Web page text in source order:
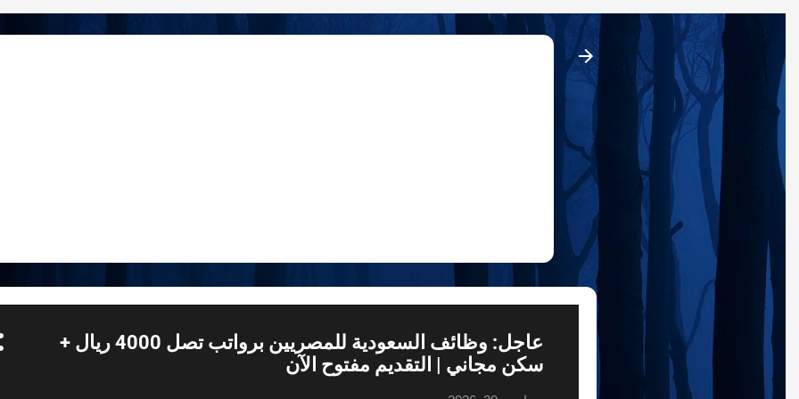
عاجل: وظائف السعودية للمصريين برواتب تصل 4000 ريال +
سكن مجاني | التقديم مفتوح الآن